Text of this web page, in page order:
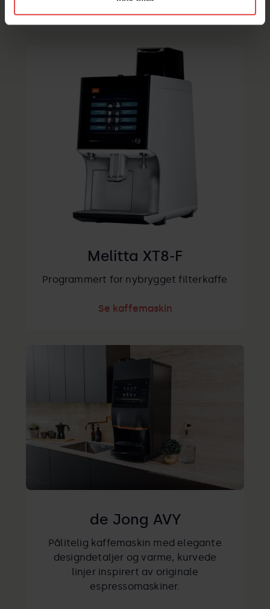
Melitta XT8-F
Programmert for nybrygget filterkaffe
Se kaffemaskin
de Jong AVY
Pålitelig kaffemaskin med elegante
designdetaljer og varme, kurvede
linjer inspirert av originale
espressomaskiner.